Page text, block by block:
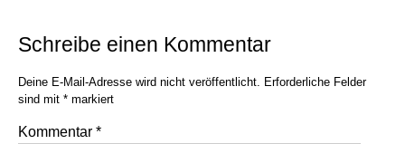
Schreibe einen Kommentar
Deine E-Mail-Adresse wird nicht veröffentlicht. Erforderliche Felder
sind mit * markiert
Kommentar *